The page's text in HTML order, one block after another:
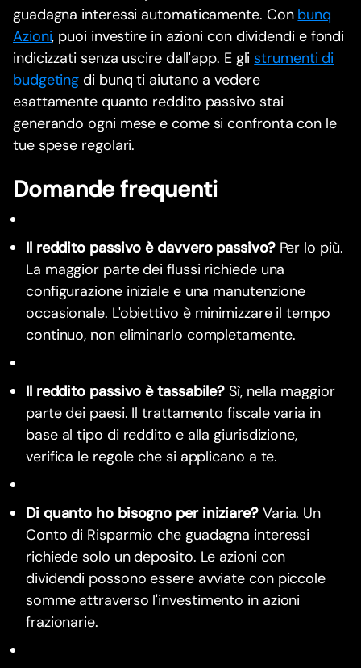
guadagna interessi automaticamente. Con bunq
Azioni, puoi investire in azioni con dividendi e fondi
indicizzati senza uscire dall'app. E glistrumenti di
budgeting di bunq ti aiutano a vedere
esattamente quanto reddito passivo stai
generando ogni mese e come si confronta con le
tue spese regolari.
Domande frequenti
Il reddito passivo è davvero passivo?Per lo più.
La maggior parte dei flussi richiede una
configurazione iniziale e una manutenzione
occasionale. L'obiettivo è minimizzare il tempo
continuo, non eliminarlo completamente.
Il reddito passivo è tassabile? Sì, nella maggior
parte dei paesi. Il trattamento fiscale varia in
base al tipo di reddito e alla giurisdizione,
verifica le regole che si applicano a te.
Di quanto ho bisogno per iniziare?Varia. Un
Conto di Risparmio che guadagna interessi
richiede solo un deposito. Le azioni con
dividendi possono essere avviate con piccole
somme attraverso l'investimento in azioni
frazionarie.